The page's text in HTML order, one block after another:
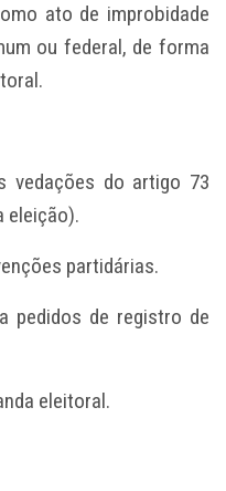
ato de improbidade
ou federal, de forma
vedações do artigo 73
eleição).
partidárias.
pedidos de registro de
eleitoral.